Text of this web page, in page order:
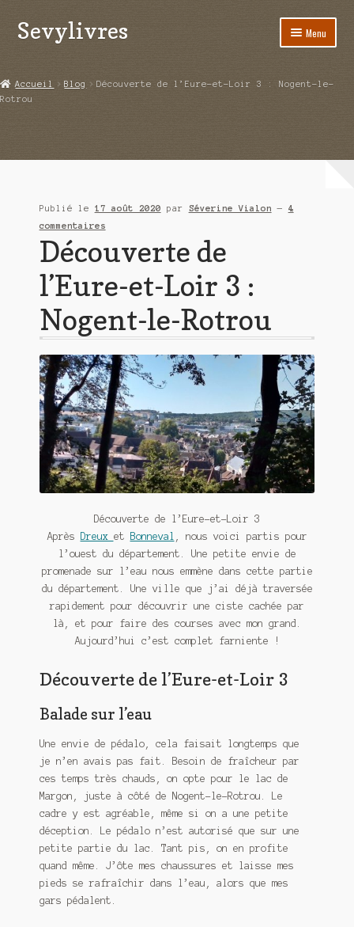
Aller
Aller
au
Sevylivres Menu
A l’abri de la différence trilogie
Au nom de la justice
Boutique
Commande
Contact
De(s)tracteur réduit au silence
Enlèvement rêvé
Entre père et fils
La clé du bonheur
Les boules du Père Noël
Liste de tous mes romans
Marre des adultes
Mes romans
Meurtre en alternance
Meurtre sous couverture
Mon admirateur de l’avent
Mon Compte
Panier
Sans retour
Accueil Blog
Découverte de l’Eure-et-Loir 3 : Nogent-le-
Rotrou
Publié le 17 août 2020 par Séverine Vialon — 4
commentaires
Découverte de
l’Eure-et-Loir 3 :
Nogent-le-Rotrou
Découverte de l’Eure-et-Loir 3
Après
Dreux et Bonneval
, nous voici partis pour
l’ouest du département. Une petite envie de
promenade sur l’eau nous emmène dans cette partie
du département. Une ville que j’ai déjà traversée
rapidement pour découvrir une ciste cachée par
là, et pour faire des courses avec mon grand.
Aujourd’hui c’est complet farniente !
Découverte de l’Eure-et-Loir 3
Balade sur l’eau
Une envie de pédalo, cela faisait longtemps que
je n’en avais pas fait. Besoin de fraîcheur par
ces temps très chauds, on opte pour le lac de
Margon, juste à côté de Nogent-le-Rotrou. Le
cadre y est agréable, même si on a une petite
déception. Le pédalo n’est autorisé que sur une
petite partie du lac. Tant pis, on en profite
quand même. J’ôte mes chaussures et laisse mes
pieds se rafraîchir dans l’eau, alors que mes
gars pédalent.